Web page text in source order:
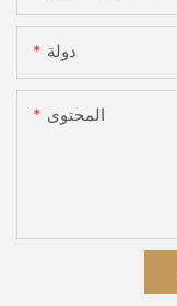
دولة
المحتوى